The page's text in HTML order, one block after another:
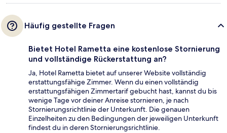
Häufig gestellte Fragen
Bietet Hotel Rametta eine kostenlose Stornierung
und vollständige Rückerstattung an?
Ja, Hotel Rametta bietet auf unserer Website vollständig
erstattungsfähige Zimmer. Wenn du einen vollständig
erstattungsfähigen Zimmertarif gebucht hast, kannst du bis
wenige Tage vor deiner Anreise stornieren, je nach
Stornierungsrichtlinie der Unterkunft. Die genauen
Einzelheiten zu den Bedingungen der jeweiligen Unterkunft
findest du in deren Stornierungsrichtlinie.